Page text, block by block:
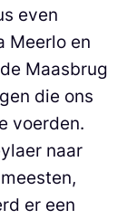
even
Meerlo en
Maasbrug
die ons
voerden.
naar
er een